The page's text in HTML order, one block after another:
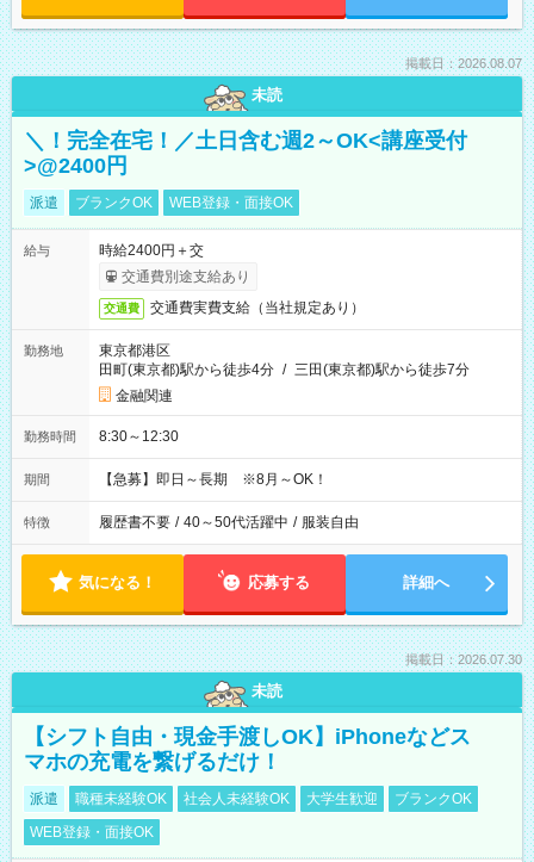
掲載日：2026.08.07
未読
＼！完全在宅！／土日含む週2～OK<講座受付
>@2400円
派遣 ブランクOK WEB登録・面接OK
給与
時給2400円＋交
交通費別途支給あり
交通費 交通費実費支給（当社規定あり）
勤務地
東京都港区
田町(東京都)駅から徒歩4分 / 三田(東京都)駅から徒歩7分
金融関連
勤務時間 8:30～12:30
期間 【急募】即日～長期 ※8月～OK！
特徴 履歴書不要 / 40～50代活躍中 / 服装自由
気になる！ 応募する 詳細へ
掲載日：2026.07.30
未読
【シフト自由・現金手渡しOK】iPhoneなどス
マホの充電を繋げるだけ！
派遣 職種未経験OK 社会人未経験OK 大学生歓迎
ブランクOK
WEB登録・面接OK